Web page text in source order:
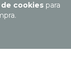
cookiespara